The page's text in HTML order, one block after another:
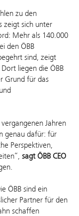
zu den
zeigt sich unter
Mehr als 140.000
den ÖBB
sind, zeigt
liegen die ÖBB
Grund für das
Jahren
genau dafür: für
Perspektiven,
sagt ÖBB CEO
ÖBB sind ein
Partner für den
schaffen